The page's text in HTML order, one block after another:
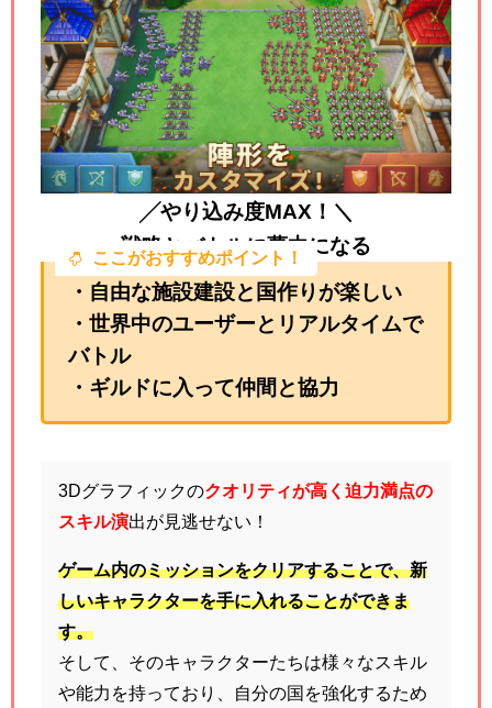
╱やり込み度MAX！＼
戦略とバトルに夢中になる
ここがおすすめポイント！
・自由な施設建設と国作りが楽しい
・世界中のユーザーとリアルタイムで
バトル
・ギルドに入って仲間と協力
3Dグラフィックのクオリティが高く迫力満点の
スキル演出が見逃せない！
ゲーム内のミッションをクリアすることで、新
しいキャラクターを手に入れることができま
す。
そして、そのキャラクターたちは様々なスキル
や能力を持っており、自分の国を強化するため